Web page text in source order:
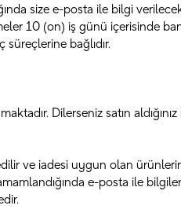
size e-posta ile bilgi
10 (on) iş günü içerisinde
süreçlerine bağlıdır.
Dilerseniz satın
ve iadesi uygun olan
e-posta ile